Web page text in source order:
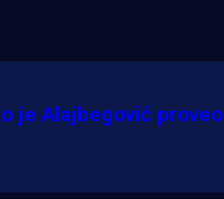
zabio
je Alajbegović proveo